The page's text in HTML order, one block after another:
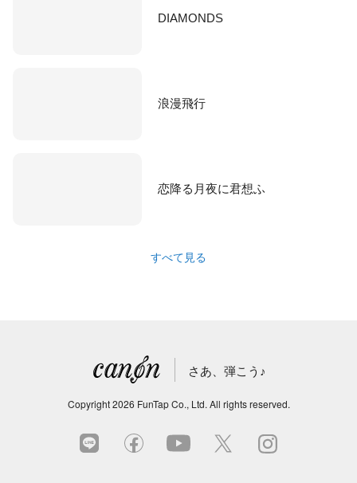
DIAMONDS
浪漫飛行
恋降る月夜に君想ふ
すべて見る
さあ、弾こう♪
Copyright2026 FunTap Co., Ltd. All rights reserved.